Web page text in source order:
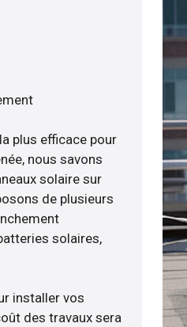
plus efficace pour
nous savons
solaire sur
de plusieurs
solaires,
installer vos
des travaux sera